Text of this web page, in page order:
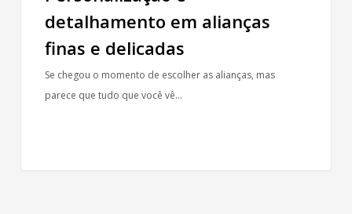
detalhamento em alianças
finas e delicadas
Se chegou o momento de escolher as alianças, mas
parece que tudo que você vê…